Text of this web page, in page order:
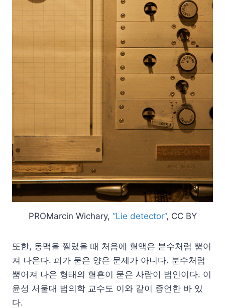
PROMarcin Wichary, “Lie detector”, CC BY
또한, 동맥을 찔렀을 때 처음에 혈액은 분수처럼 뿜어
져 나온다. 피가 묻은 양은 문제가 아니다. 분수처럼
뿜어져 나온 형태의 혈흔이 묻은 사람이 범인이다. 이
윤성 서울대 법의학 교수도 이와 같이 증언한 바 있
다.